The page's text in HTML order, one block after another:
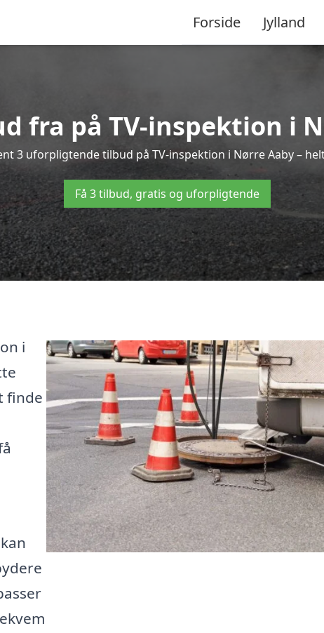
Forside Jylland
fra på TV-inspektion i
3 uforpligtende tilbud på TV-inspektion i Nørre Aaby –
Få 3 tilbud, gratis og uforpligtende
i
finde